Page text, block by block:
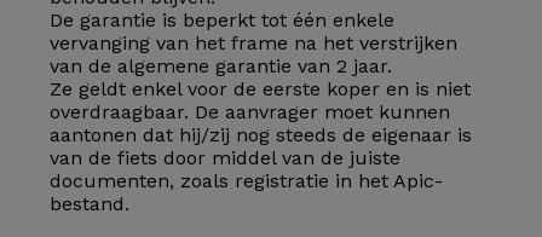
De garantie is beperkt tot één enkele
vervanging van het frame na het verstrijken
van de algemene garantie van 2 jaar.
Ze geldt enkel voor de eerste koper en is niet
overdraagbaar. De aanvrager moet kunnen
aantonen dat hij/zij nog steeds de eigenaar is
van de fiets door middel van de juiste
documenten, zoals registratie in het Apic-
bestand.